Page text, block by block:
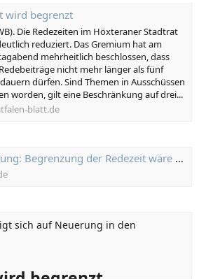
wird begrenzt
Die Redezeiten im Höxteraner Stadtrat
reduziert. Das Gremium hat am
mehrheitlich beschlossen, dass
nicht mehr länger als fünf
dürfen. Sind Themen in Ausschüssen
worden, gilt eine Beschränkung auf drei...
blatt.de
der Redezeit wäre nicht rechtssicher | Staatsanzeiger BW
sich auf Neuerung in den